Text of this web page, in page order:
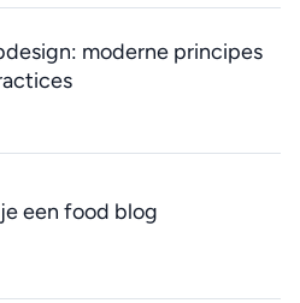
moderne principes
een food blog